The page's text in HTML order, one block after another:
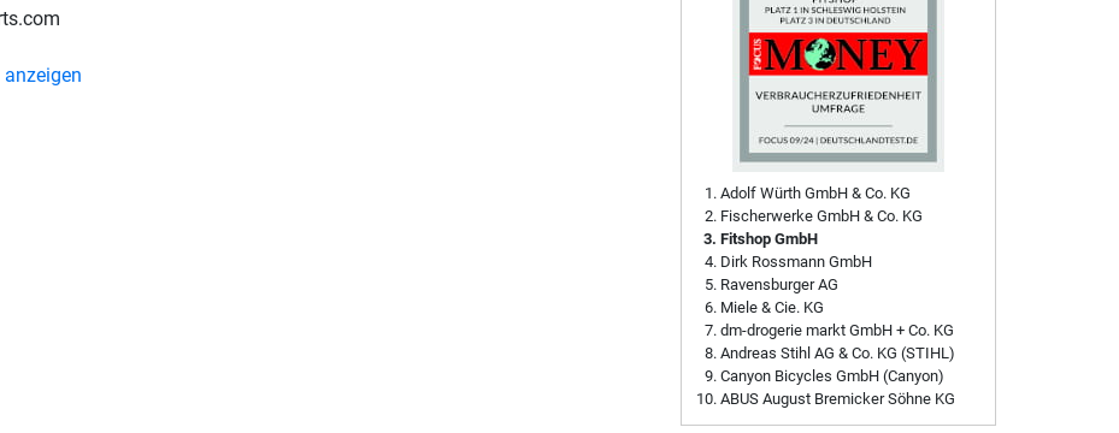
Adolf Würth GmbH & Co. KG
Fischerwerke GmbH & Co. KG
Fitshop GmbH
Dirk Rossmann GmbH
Ravensburger AG
Miele & Cie. KG
dm-drogerie markt GmbH + Co. KG
Andreas Stihl AG & Co. KG (STIHL)
Canyon Bicycles GmbH (Canyon)
ABUS August Bremicker Söhne KG